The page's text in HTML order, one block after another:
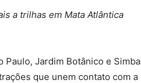
a trilhas em Mata Atlântica
Paulo, Jardim Botânico e Simba
que unem contato com a